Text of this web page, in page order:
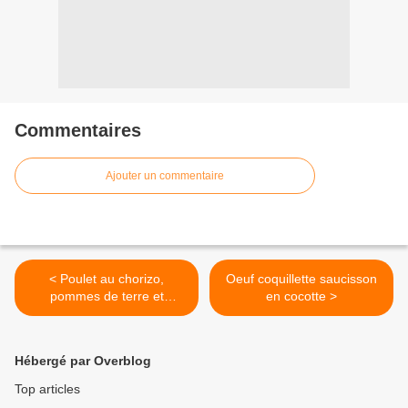
Commentaires
Ajouter un commentaire
< Poulet au chorizo,
pommes de terre et
oignons rouges au four
Oeuf coquillette saucisson
en cocotte >
Hébergé par Overblog
Top articles